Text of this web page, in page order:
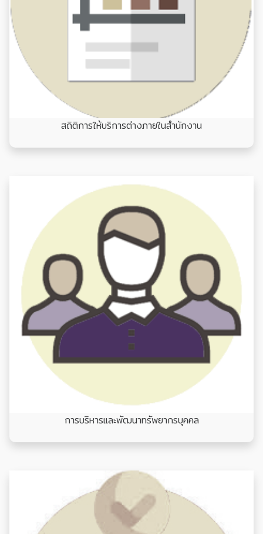
สถิติการให้บริการต่างภายในสำนักงาน
การบริหารและพัฒนาทรัพยากรบุคคล